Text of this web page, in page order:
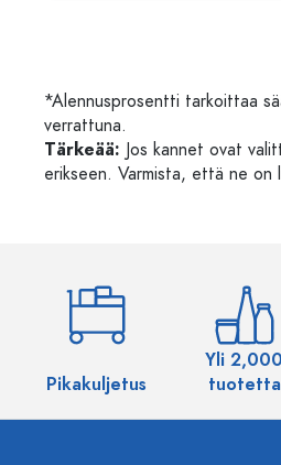
*Alennusprosentti tarkoittaa
verrattuna.
Tärkeää: Jos kannet ovat
erikseen. Varmista, että ne on
Pikakuljetus
Yli 2,000
tuotetta